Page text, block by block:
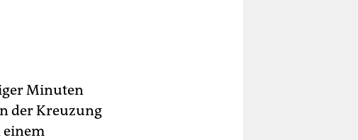
Minuten
der Kreuzung
einem